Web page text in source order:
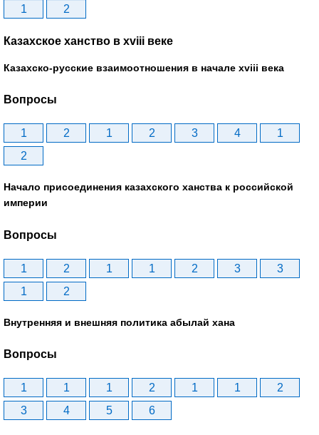
1
2
Казахское ханство в хviii веке
Казахско-русские взаимоотношения в начале xviii века
Вопросы
1 2 1 2 3 4
1
2
Начало присоединения казахского ханства к российской
империи
Вопросы
1 2 1 1 2 3
3
1
2
Внутренняя и внешняя политика абылай хана
Вопросы
1 1 1 2 1 1
2
3
4 5 6